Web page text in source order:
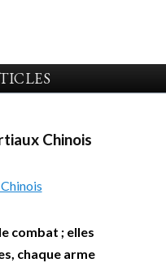
Chinois
combat ; elles
chaque arme